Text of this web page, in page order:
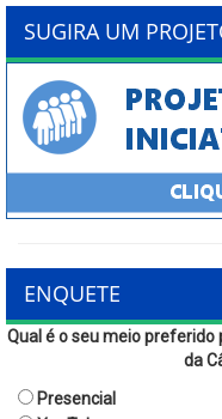
SUGIRA UM
ENQUETE
Qual é o seu meio
da
Presencial